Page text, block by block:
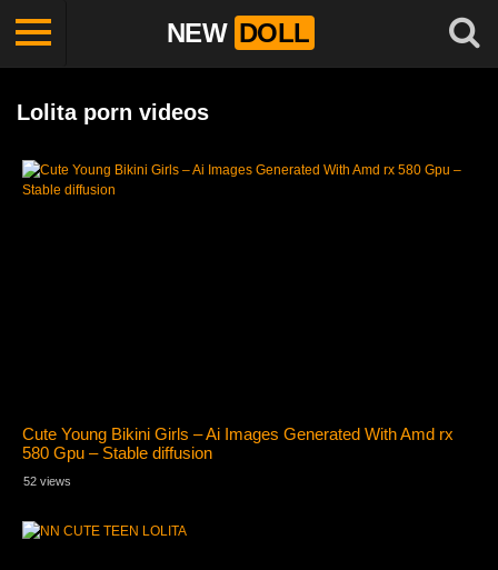
NEW DOLL
Lolita porn videos
Cute Young Bikini Girls – Ai Images Generated With Amd rx
580 Gpu – Stable diffusion
52 views